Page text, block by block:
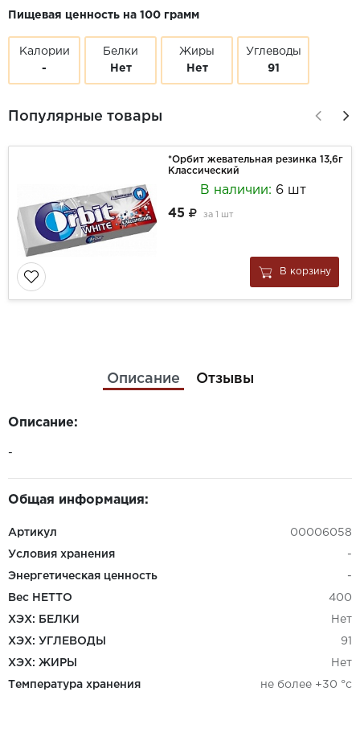
Пищевая ценность на 100 грамм
Калории
-
Белки
Нет
Жиры
Нет
Углеводы
91
Популярные товары
*Орбит жевательная резинка 13,6г
Классический
В наличии: 6 шт
45
за 1 шт
В корзину
Описание Отзывы
Описание:
-
Общая информация:
Артикул 00006058
Условия хранения -
Энергетическая ценность -
Вес НЕТТО 400
ХЭХ: БЕЛКИ Нет
ХЭХ: УГЛЕВОДЫ 91
ХЭХ: ЖИРЫ Нет
Температура хранения не более +30 °c